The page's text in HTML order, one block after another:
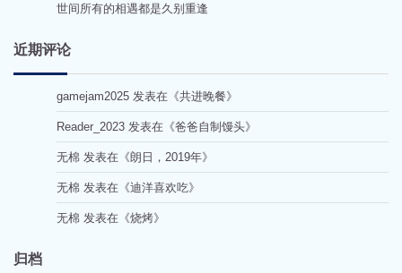
世间所有的相遇都是久别重逢
近期评论
gamejam2025 发表在《共进晚餐》
Reader_2023 发表在《爸爸自制馒头》
无棉 发表在《朗日，2019年》
无棉 发表在《迪洋喜欢吃》
无棉 发表在《烧烤》
归档